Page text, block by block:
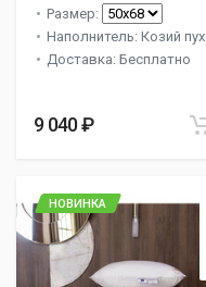
Размер:
Наполнитель: Козий пух
Доставка: Бесплатно
9 040 ₽
НОВИНКА